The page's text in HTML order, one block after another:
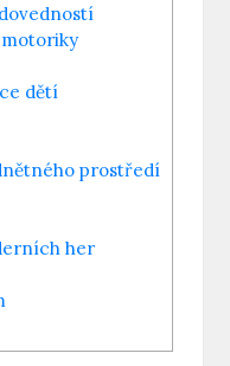
dětí
prostředí
her